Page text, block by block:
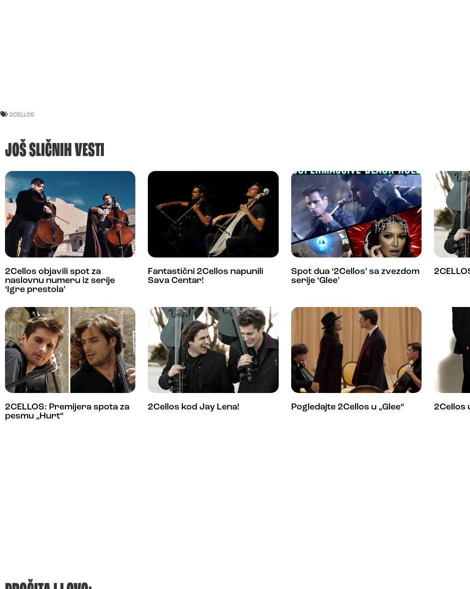
2CELLOS
JOŠ SLIČNIH VESTI
2Cellos objavili spot za
naslovnu numeru iz serije
‘Igre prestola’
Fantastični 2Cellos napunili
Sava Centar!
Spot dua ‘2Cellos’ sa zvezdom
serije ‘Glee’
2CELLOS: Premijera spota za
pesmu „Hurt“
2Cellos kod Jay Lena! Pogledajte 2Cellos u „Glee“ 2Cellos